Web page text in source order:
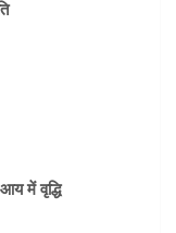
में वृद्धि